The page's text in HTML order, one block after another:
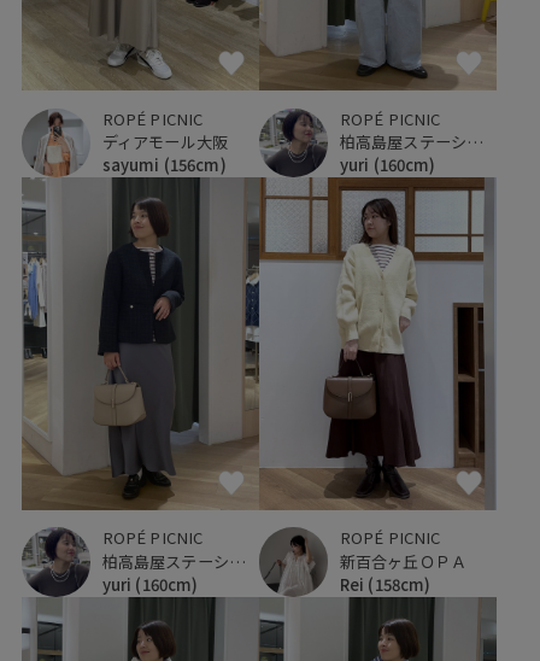
ROPÉ PICNIC
ディアモール大阪
sayumi (156cm)
ROPÉ PICNIC
柏高島屋ステーションモール
yuri (160cm)
ROPÉ PICNIC
柏高島屋ステーションモール
yuri (160cm)
ROPÉ PICNIC
新百合ヶ丘ＯＰＡ
Rei (158cm)